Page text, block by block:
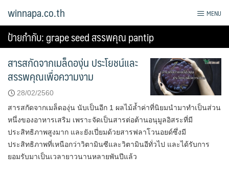
winnapa.co.th MENU
ป้ายกำกับ:grape seed สรรพคุณ pantip
สารสกัดจากเมล็ดองุ่น ประโยชน์และ
สรรพคุณเพื่อความงาม
28/02/2560
สารสกัดจากเมล็ดองุ่น นับเป็นอีก 1 ผลไม้ล้ำค่าที่นิยมนำมาทำเป็นส่วน
หนึ่งของอาหารเสริม เพราะจัดเป็นสารต่อต้านอนุมูลอิสระที่มี
ประสิทธิภาพสูงมาก และยังเปี่ยมด้วยสารฟลาโวนอยด์ซึ่งมี
ประสิทธิภาพที่เหนือกว่าวิตามินซีและวิตามินอีทั่วไป และได้รับการ
ยอมรับมาเป็นเวลายาวนานหลายพันปีแล้ว